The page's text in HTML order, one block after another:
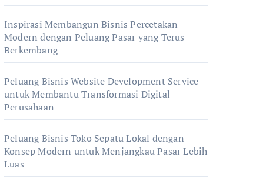
Inspirasi Membangun Bisnis Percetakan
Modern dengan Peluang Pasar yang Terus
Berkembang
Peluang Bisnis Website Development Service
untuk Membantu Transformasi Digital
Perusahaan
Peluang Bisnis Toko Sepatu Lokal dengan
Konsep Modern untuk Menjangkau Pasar Lebih
Luas